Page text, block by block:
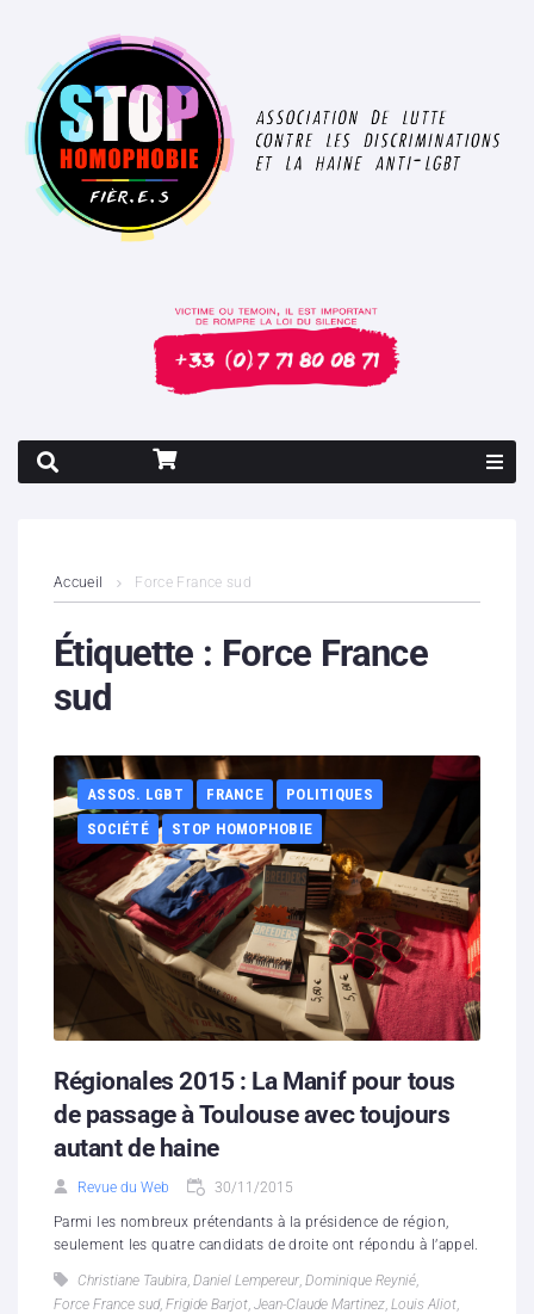
Contenus litigieux
Nous soutenir
Partenaires
Contacts
Hébergement solidaire
Accueil Force France sud
Étiquette : Force France
sud
ASSOS. LGBT FRANCE
POLITIQUES
SOCIÉTÉ
STOP HOMOPHOBIE
Régionales 2015 : La Manif pour tous
de passage à Toulouse avec toujours
autant de haine
Revue du Web 30/11/2015
Parmi les nombreux prétendants à la présidence de région,
seulement les quatre candidats de droite ont répondu à l’appel.
Christiane Taubira, Daniel Lempereur, Dominique Reynié,
Force France sud, Frigide Barjot, Jean-Claude Martinez, Louis Aliot,